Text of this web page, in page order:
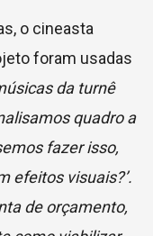
o cineasta
foram usadas
da turnê
quadro a
fazer isso,
efeitos visuais?’.
de orçamento,